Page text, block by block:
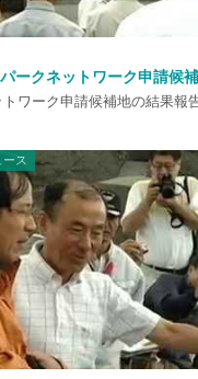
ークネットワーク申請候
ワーク申請候補地の結果報
ス